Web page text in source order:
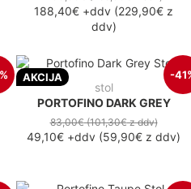
188,40€ +ddv (229,90€ z
ddv)
AKCIJA -
stol
PORTOFINO DARK GREY
83,00€(101,30€z ddv)
49,10€ +ddv (59,90€ z ddv)